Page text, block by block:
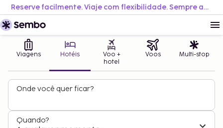
Reserve facilmente. Viaje com flexibilidade. Sempre ao melhor preço.
Viagens Hotéis
Voo +
hotel
Voos Multi-stop
Onde você quer ficar?
Quando?